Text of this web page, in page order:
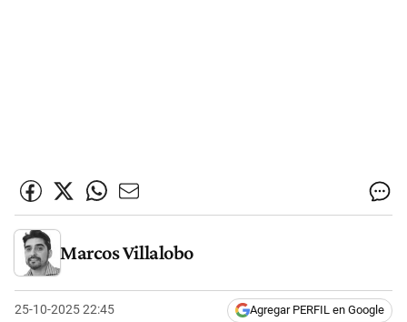
Marcos Villalobo
25-10-2025 22:45 Agregar PERFIL en Google